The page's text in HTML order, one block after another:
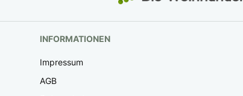
INFORMATIONEN
Impressum
AGB